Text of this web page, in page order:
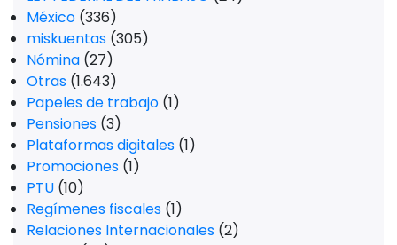
México (336)
miskuentas (305)
Nómina (27)
Otras (1.643)
Papeles de trabajo (1)
Pensiones (3)
Plataformas digitales (1)
Promociones (1)
PTU (10)
Regímenes fiscales (1)
Relaciones Internacionales (2)